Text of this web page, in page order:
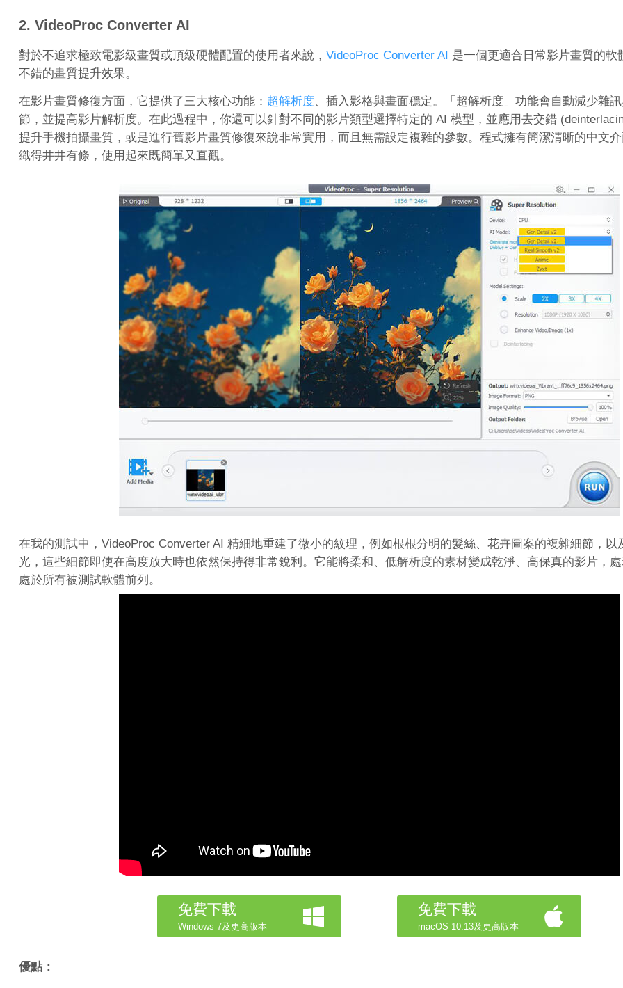
2. VideoProc Converter AI
對於不追求極致電影級畫質或頂級硬體配置的使用者來說， VideoProc Converter AI 是一個更適合日常影片畫質的軟
不錯的畫質提升效果。
在影片畫質修復方面，它提供了三大核心功能： 超解析度、插入影格與畫面穩定。「超解析度」功能會自動減少雜
節，並提高影片解析度。在此過程中，你還可以針對不同的影片類型選擇特定的 AI 模型，並應用去交錯
提升手機拍攝畫質，或是進行舊影片畫質修復來說非常實用，而且無需設定複雜的參數。程式擁有簡潔清晰的中文
織得井井有條，使用起來既簡單又直觀。
在我的測試中，VideoProc Converter AI 精細地重建了微小的紋理，例如根根分明的髮絲、花卉圖案的複雜細節，以
光，這些細節即使在高度放大時也依然保持得非常銳利。它能將柔和、低解析度的素材變成乾淨、高保真的影片，
處於所有被測試軟體前列。
免費下載
Windows 7及更高版本
免費下載
macOS 10.13及更高版本
優點：